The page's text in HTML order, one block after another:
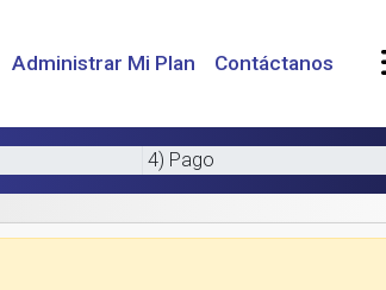
Administrar Mi Plan Contáctanos
4) Pago